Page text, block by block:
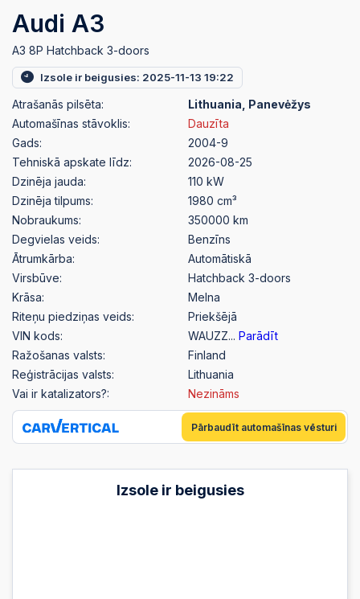
Audi A3
A3 8P Hatchback 3-doors
Izsole ir beigusies: 2025-11-13 19:22
Atrašanās pilsēta:
Lithuania, Panevėžys
Automašīnas stāvoklis:
Dauzīta
Gads:
2004-9
Tehniskā apskate līdz:
2026-08-25
Dzinēja jauda:
110 kW
Dzinēja tilpums:
1980 cm³
Nobraukums:
350000 km
Degvielas veids:
Benzīns
Ātrumkārba:
Automātiskā
Virsbūve:
Hatchback 3-doors
Krāsa:
Melna
Riteņu piedziņas veids:
Priekšējā
VIN kods:
WAUZZ... Parādīt
Ražošanas valsts:
Finland
Reģistrācijas valsts:
Lithuania
Vai ir katalizators?:
Nezināms
Pārbaudīt automašīnas vēsturi
Izsole ir beigusies